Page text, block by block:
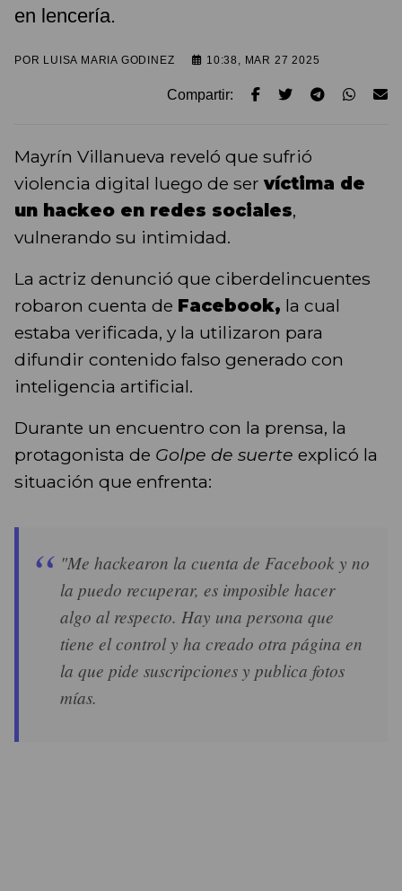
en lencería.
POR LUISA MARIA GODINEZ 10:38, MAR 27 2025
Compartir:
Mayrín Villanueva reveló que sufrió
violencia digital luego de ser víctima de
un hackeo en redes sociales,
vulnerando su intimidad.
La actriz denunció que ciberdelincuentes
robaron cuenta de Facebook, la cual
estaba verificada, y la utilizaron para
difundir contenido falso generado con
inteligencia artificial.
Durante un encuentro con la prensa, la
protagonista de Golpe de suerte explicó la
situación que enfrenta:
"Me hackearon la cuenta de Facebook y no
la puedo recuperar, es imposible hacer
algo al respecto. Hay una persona que
tiene el control y ha creado otra página en
la que pide suscripciones y publica fotos
mías.